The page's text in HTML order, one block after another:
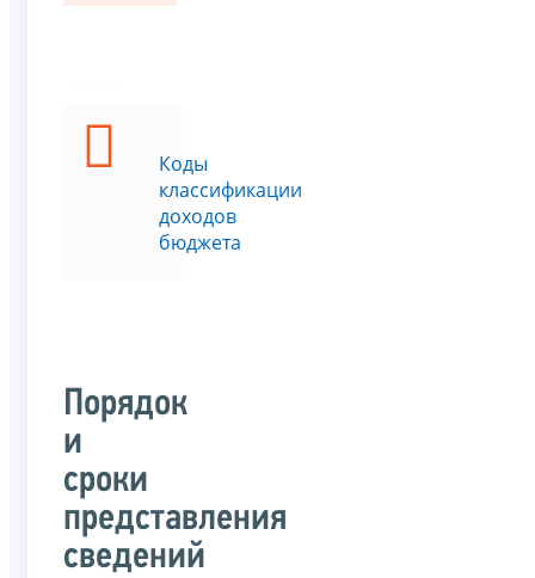
Коды
классификации
доходов
бюджета
Порядок
и
сроки
представления
сведений